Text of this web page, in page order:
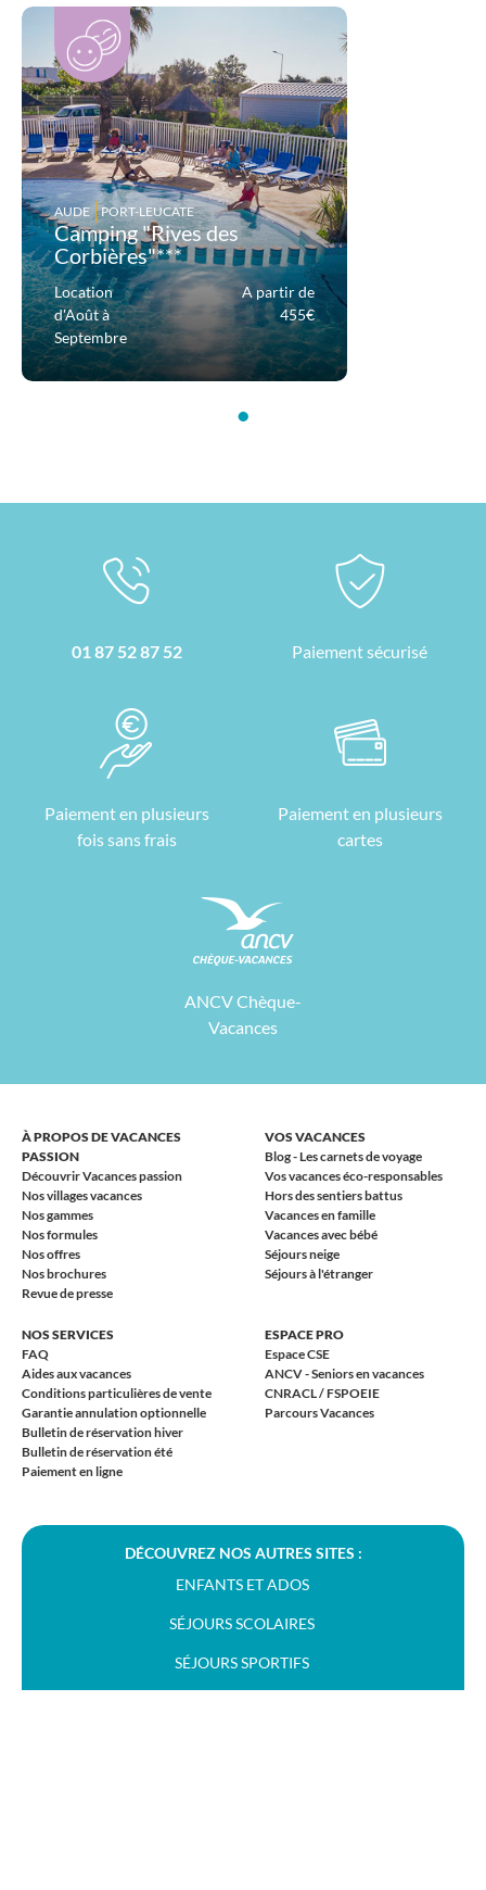
AUDE PORT-LEUCATE
Camping "Rives des
Corbières"***
Location
d'Août à
Septembre
A partir de
455€
•
01 87 52 87 52 Paiement sécurisé
Paiement en plusieurs
fois sans frais
Paiement en plusieurs
cartes
ANCV Chèque-
Vacances
À PROPOS DE VACANCES
PASSION
Découvrir Vacances passion
Nos villages vacances
Nos gammes
Nos formules
Nos offres
Nos brochures
Revue de presse
VOS VACANCES
Blog - Les carnets de voyage
Vos vacances éco-responsables
Hors des sentiers battus
Vacances en famille
Vacances avec bébé
Séjours neige
Séjours à l'étranger
NOS SERVICES
FAQ
Aides aux vacances
Conditions particulières de vente
Garantie annulation optionnelle
Bulletin de réservation hiver
Bulletin de réservation été
Paiement en ligne
ESPACE PRO
Espace CSE
ANCV - Seniors en vacances
CNRACL / FSPOEIE
Parcours Vacances
DÉCOUVREZ NOS AUTRES SITES :
ENFANTS ET ADOS
SÉJOURS SCOLAIRES
SÉJOURS SPORTIFS